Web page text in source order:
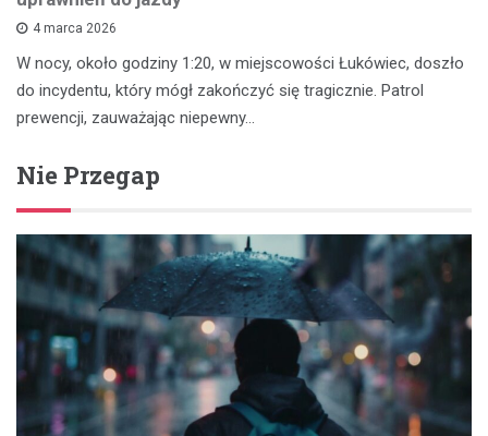
4 marca 2026
W nocy, około godziny 1:20, w miejscowości Łukówiec, doszło
do incydentu, który mógł zakończyć się tragicznie. Patrol
prewencji, zauważając niepewny…
Nie Przegap